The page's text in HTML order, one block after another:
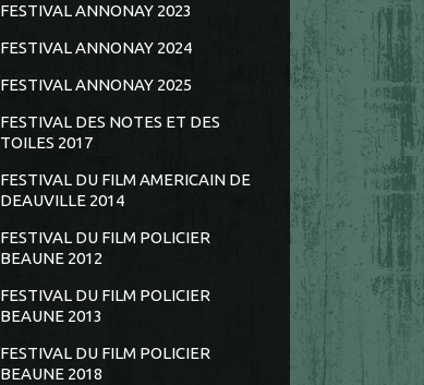
FESTIVAL ANNONAY 2023
FESTIVAL ANNONAY 2024
FESTIVAL ANNONAY 2025
FESTIVAL DES NOTES ET DES
TOILES 2017
FESTIVAL DU FILM AMERICAIN DE
DEAUVILLE 2014
FESTIVAL DU FILM POLICIER
BEAUNE 2012
FESTIVAL DU FILM POLICIER
BEAUNE 2013
FESTIVAL DU FILM POLICIER
BEAUNE 2018